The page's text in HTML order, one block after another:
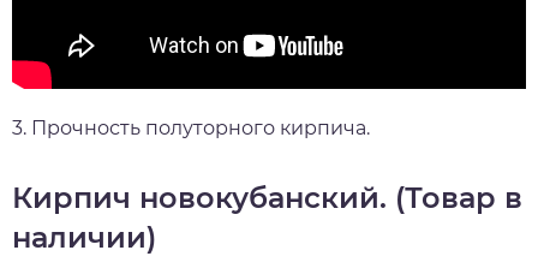
3. Прочность полуторного кирпича.
Кирпич новокубанский. (Товар в
наличии)